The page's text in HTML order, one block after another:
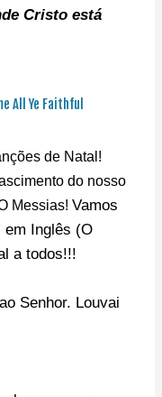
Cristo está
All Ye Faithful
de Natal!
do nosso
Messias!Vamos
em Inglês (O
a todos!!!
Senhor. Louvai